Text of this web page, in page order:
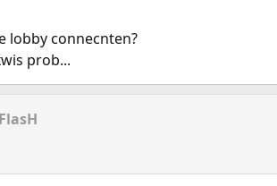
lobby connecnten?
prob...